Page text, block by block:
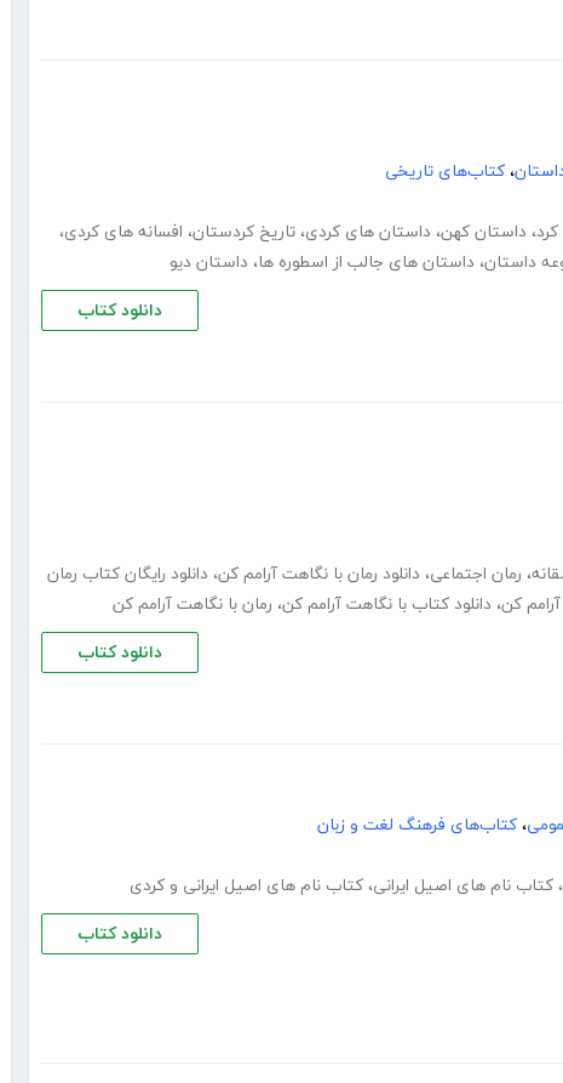
، کتاب‌های تاریخی
، داستان کهن، داستان های کردی، تاریخ کردستان، افسانه های کردی،
داستان، داستان های جالب از اسطوره ها، داستان دیو
دانلود کتاب
، رمان اجتماعی، دانلود رمان با نگاهت آرامم کن، دانلود رایگان کتاب رمان
آرامم کن، دانلود کتاب با نگاهت آرامم کن، رمان با نگاهت آرامم کن
دانلود کتاب
، کتاب‌های فرهنگ لغت و زبان
، کتاب نام های اصیل ایرانی، کتاب نام های اصیل ایرانی و کردی
دانلود کتاب